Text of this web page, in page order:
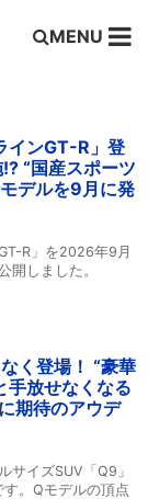
MENU
インGT-R」登
“国産スポーツ
デルを9月に発
R」を2026年9月
開しました。
く登場！ “豪華
手放せなくなる
期待のアウデ
サイズSUV「Q9」
。Qモデルの頂点